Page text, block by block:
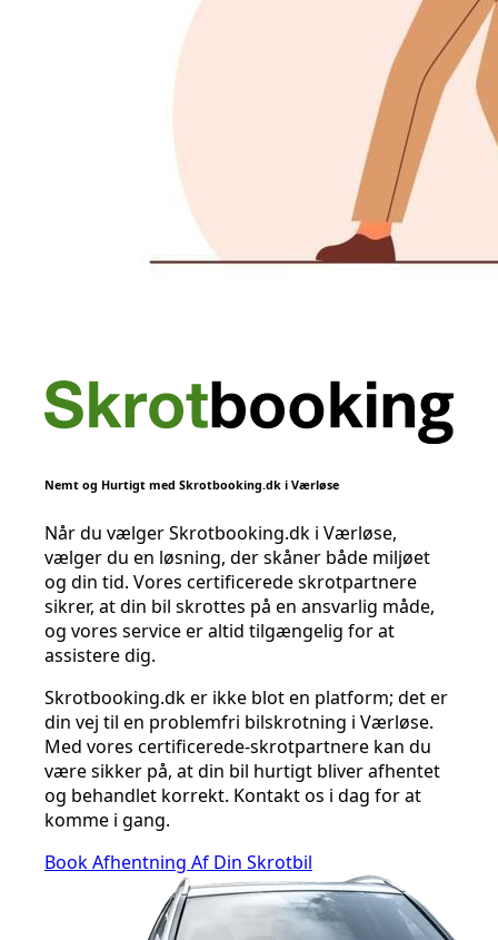
Nemt og Hurtigt med Skrotbooking.dk i Værløse
Når du vælger Skrotbooking.dk i Værløse,
vælger du en løsning, der skåner både miljøet
og din tid. Vores certificerede skrotpartnere
sikrer, at din bil skrottes på en ansvarlig måde,
og vores service er altid tilgængelig for at
assistere dig.
Skrotbooking.dk er ikke blot en platform; det er
din vej til en problemfri bilskrotning i Værløse.
Med vores certificerede-skrotpartnere kan du
være sikker på, at din bil hurtigt bliver afhentet
og behandlet korrekt. Kontakt os i dag for at
komme i gang.
Book Afhentning Af Din Skrotbil